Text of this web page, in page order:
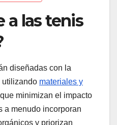
a las tenis
diseñadas con la
utilizando materiales y
minimizan el impacto
a menudo incorporan
y priorizan